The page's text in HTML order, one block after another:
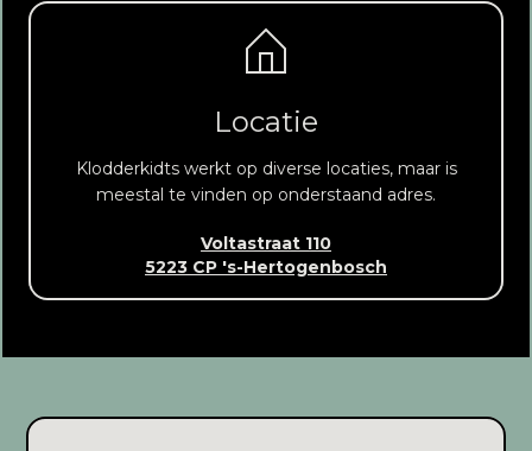
Locatie
Klodderkidts werkt op diverse locaties, maar is
meestal te vinden op onderstaand adres.
Voltastraat 110
5223 CP 's-Hertogenbosch